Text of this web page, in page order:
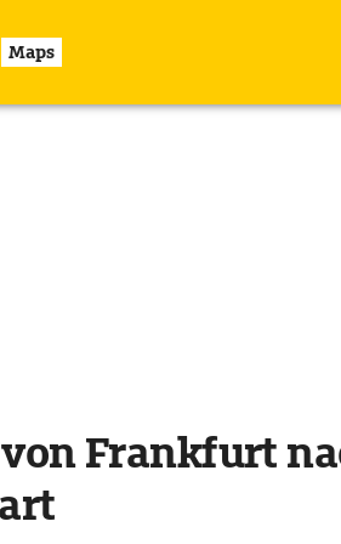
Maps
Frankfurt